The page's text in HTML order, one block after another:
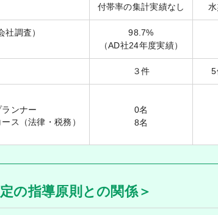
付帯率の集計実績なし
社調査）
98.7%
（AD社24年度実績）
３件 5
ンナー
ス（法律・税務）
0名
8名
の指導原則との関係＞